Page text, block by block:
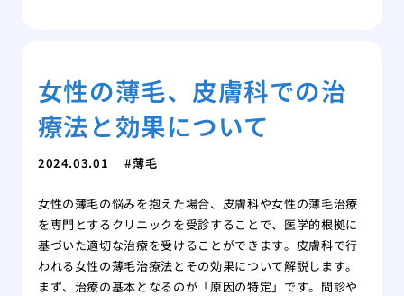
女性の薄毛、皮膚科での治
療法と効果について
2024.03.01 薄毛
女性の薄毛の悩みを抱えた場合、皮膚科や女性の薄毛治療
を専門とするクリニックを受診することで、医学的根拠に
基づいた適切な治療を受けることができます。皮膚科で行
われる女性の薄毛治療法とその効果について解説します。
まず、治療の基本となるのが「原因の特定」です。問診や